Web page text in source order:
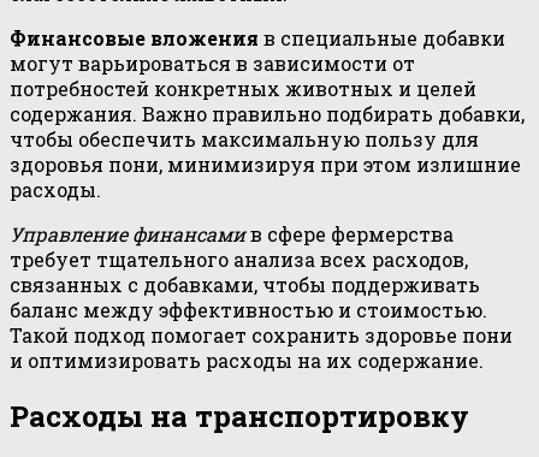
Финансовые вложения в специальные добавки
могут варьироваться в зависимости от
потребностей конкретных животных и целей
содержания. Важно правильно подбирать добавки,
чтобы обеспечить максимальную пользу для
здоровья пони, минимизируя при этом излишние
расходы.
Управление финансамив сфере фермерства
требует тщательного анализа всех расходов,
связанных с добавками, чтобы поддерживать
баланс между эффективностью и стоимостью.
Такой подход помогает сохранить здоровье пони
и оптимизировать расходы на их содержание.
Расходы на транспортировку